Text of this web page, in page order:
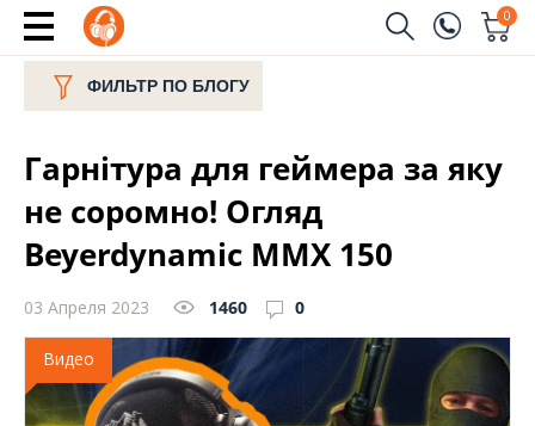
(044)
0
Имя
Телефон
Отправить
ФИЛЬТР ПО БЛОГУ
Гарнітура для геймера за яку
не соромно! Огляд
Beyerdynamic MMX 150
03 Апреля 2023 1460 0
Видео